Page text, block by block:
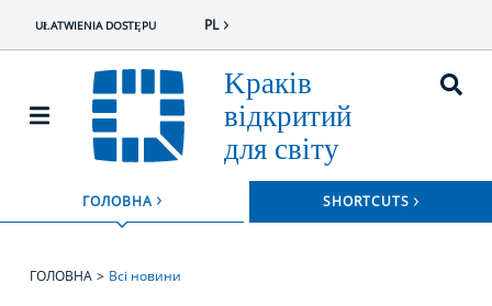
UŁATWIENIA DOSTĘPU PL
ГОЛОВНАROZWIŃ MENU SHORTCUTS
ГОЛОВНА Всі новини